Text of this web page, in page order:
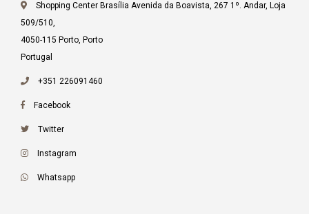
Shopping Center Brasília Avenida da Boavista, 267 1º. Andar, Loja
509/510,
4050-115 Porto, Porto
Portugal
+351 226091460
Facebook
Twitter
Instagram
Whatsapp